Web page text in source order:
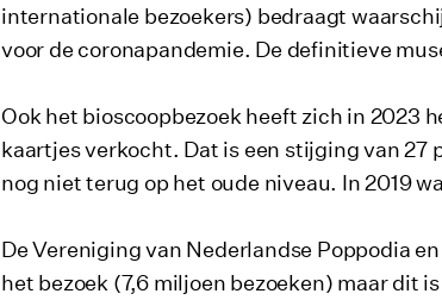
internationale bezoekers) bedraagt
voor de coronapandemie. De definitieve
Ook het bioscoopbezoek heeft zich in 2023
kaartjes verkocht. Dat is een stijging van 27
nog niet terug op het oude niveau. In 2019
De Vereniging van Nederlandse Poppodia
het bezoek (7,6 miljoen bezoeken) maar dit